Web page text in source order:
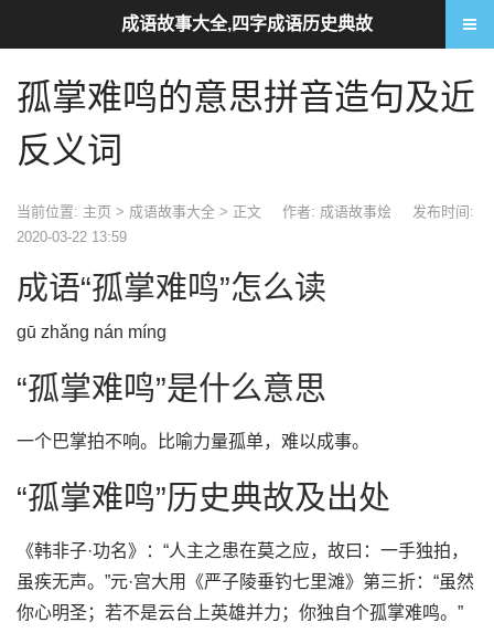
孤掌难鸣的意思拼音造句及近
反义词
当前位置: 主页 > 成语故事大全 > 正文 作者: 成语故事烩
发布时间:
2020-03-22 13:59
成语“孤掌难鸣”怎么读
gū zhǎng nán míng
“孤掌难鸣”是什么意思
一个巴掌拍不响。比喻力量孤单，难以成事。
“孤掌难鸣”历史典故及出处
《韩非子·功名》：“人主之患在莫之应，故曰：一手独拍，
虽疾无声。”元·宫大用《严子陵垂钓七里滩》第三折：“虽然
你心明圣；若不是云台上英雄并力；你独自个孤掌难鸣。”
成语故事大全,四字成语历史典故